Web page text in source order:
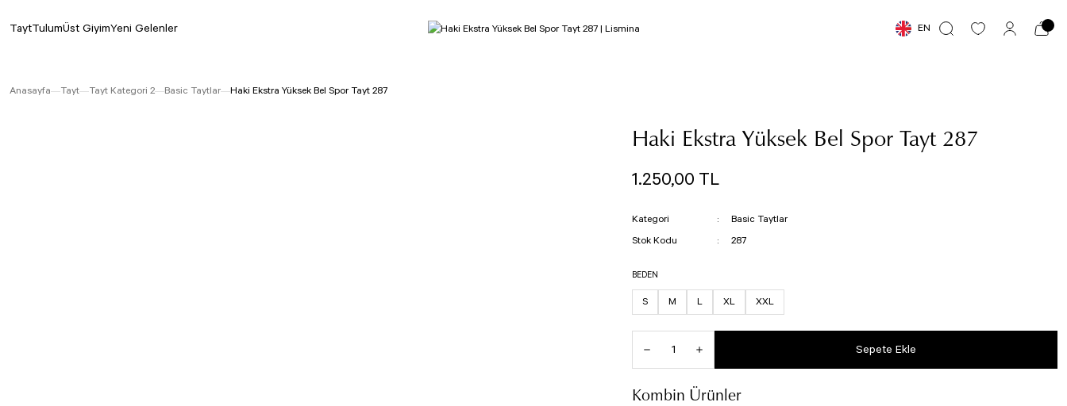
TaytTulumÜst GiyimYeni Gelenler EN
Anasayfa Tayt Tayt Kategori 2 Basic Taytlar Haki Ekstra Yüksek Bel Spor Tayt 287
Haki Ekstra Yüksek Bel Spor Tayt 287
1.250,00 TL
Kategori
Basic Taytlar
Stok Kodu
287
BEDEN
S M L XL XXL
Sepete Ekle
Kombin Ürünler